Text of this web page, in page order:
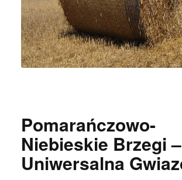
Pomarańczowo-
Niebieskie Brzegi –
Uniwersalna